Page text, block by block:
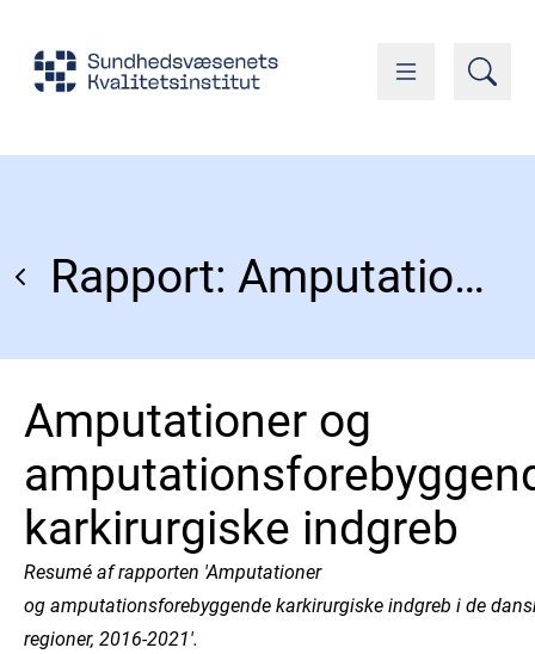
Rapport: Amputationer og amputationsforebyggende karkirurgiske indgreb 2016-2021
Amputationer og
karkirurgiske indgreb
Resumé af rapporten 'Amputationer
og amputationsforebyggende karkirurgiske indgreb i de
regioner, 2016-2021'.